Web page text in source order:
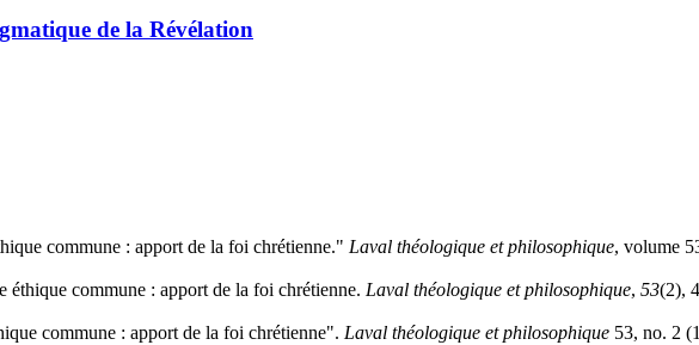
de la Révélation
commune : apport de la foi chrétienne." Laval théologique et philosophique, volume
éthique commune : apport de la foi chrétienne. Laval théologique et philosophique, 53(2),
commune : apport de la foi chrétienne". Laval théologique et philosophique 53, no. 2